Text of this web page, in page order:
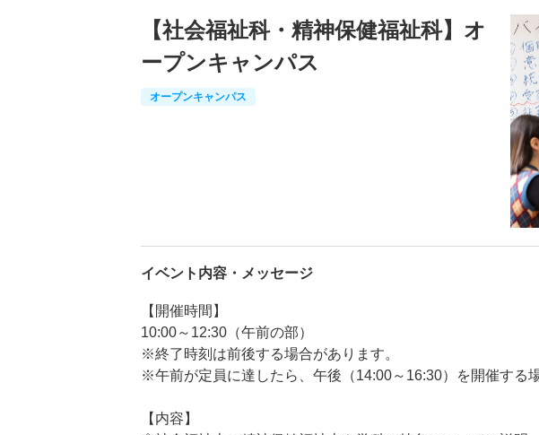
【社会福祉科・精神保健福祉科】オ
ープンキャンパス
オープンキャンパス
イベント内容・メッセージ
【開催時間】
10:00～12:30（午前の部）
※終了時刻は前後する場合があります。
※午前が定員に達したら、午後（14:00～16:30）を開催する
【内容】